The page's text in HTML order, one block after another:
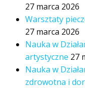
27 marca 2026
Warsztaty
27 marca 2026
Nauka w
artystyczne 27
Nauka w
zdrowotna i